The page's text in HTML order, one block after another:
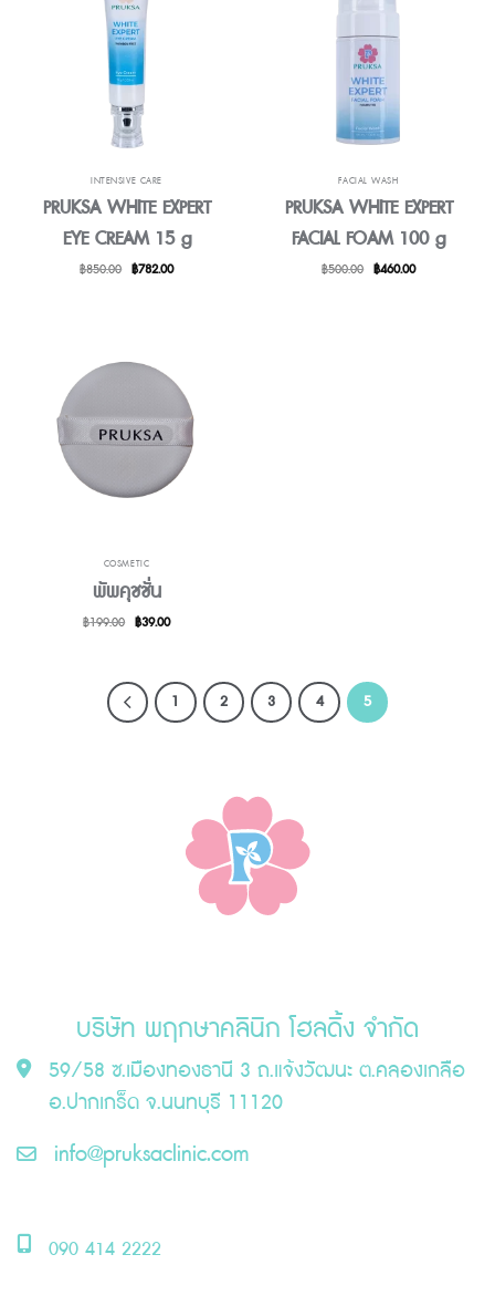
INTENSIVE CARE
PRUKSA WHITE EXPERT
EYE CREAM 15 g
฿850.00 Original
฿782.00Current
FACIAL WASH
PRUKSA WHITE EXPERT
FACIAL FOAM 100 g
฿500.00 Original
฿460.00Current
COSMETIC
พัพคุชชั่น
฿199.00 Original
฿39.00Current
1 2 3 4 5
บริษัท พฤกษาคลินิก โฮลดิ้ง จำกัด
59/58 ซ.เมืองทองธานี 3 ถ.แจ้งวัฒนะ ต.คลองเกลือ
อ.ปากเกร็ด จ.นนทบุรี 11120
info@pruksaclinic.com
090 414 2222